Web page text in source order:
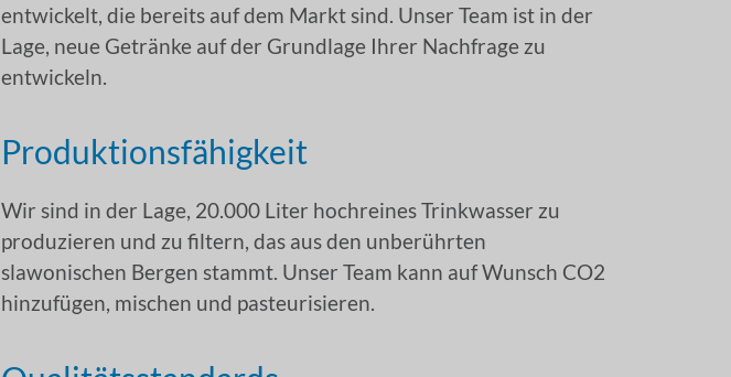
entwickelt, die bereits auf dem Markt sind. Unser Team ist in der
Lage, neue Getränke auf der Grundlage Ihrer Nachfrage zu
entwickeln.
Produktionsfähigkeit
Wir sind in der Lage, 20.000 Liter hochreines Trinkwasser zu
produzieren und zu filtern, das aus den unberührten
slawonischen Bergen stammt. Unser Team kann auf Wunsch CO2
hinzufügen, mischen und pasteurisieren.